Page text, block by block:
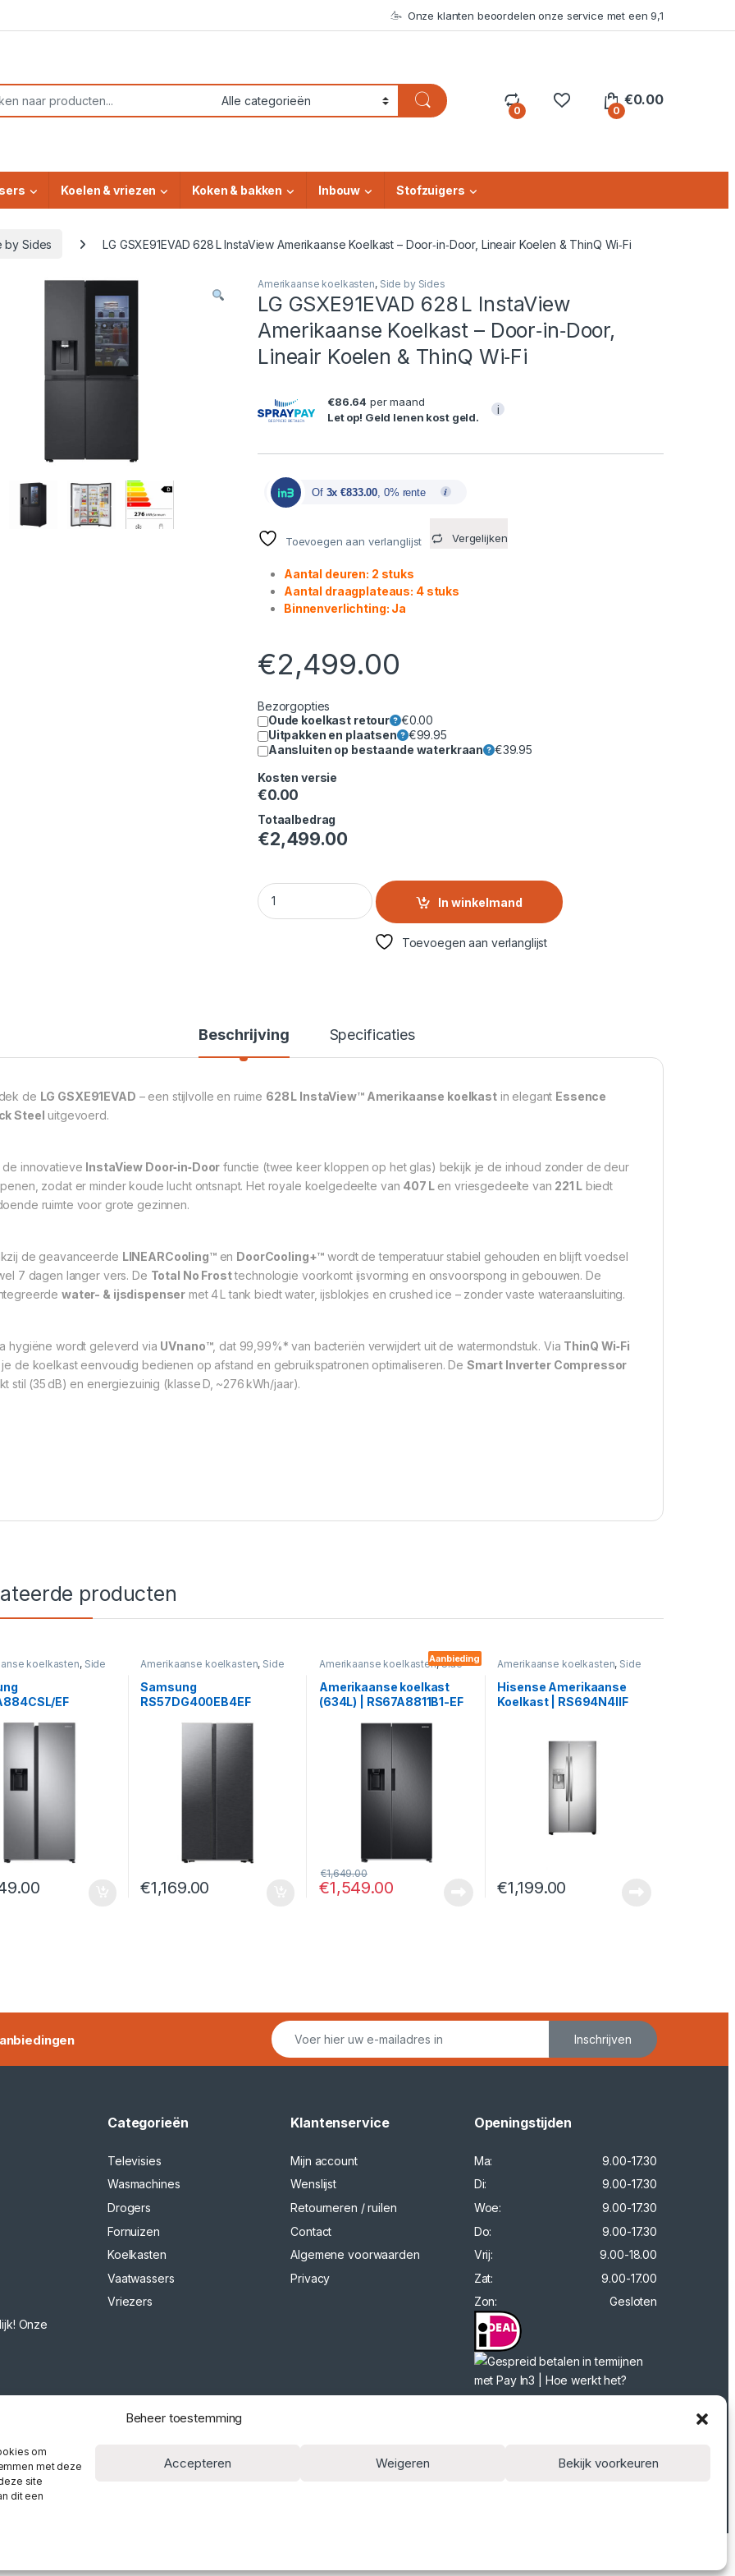
Beheer toestemming
om
met deze
site
dit een
Accepteren Weigeren Bekijk voorkeuren
Onze klanten beoordelen onze service met een 9,1
0 0
€0.00
Koelen & vriezen Koken & bakken Inbouw Stofzuigers
by Sides LG GSXE91EVAD 628 L InstaView Amerikaanse Koelkast – Door‑in‑Door, Lineair Koelen & ThinQ Wi‑Fi
Amerikaanse koelkasten, Side by Sides
LG GSXE91EVAD 628 L InstaView
Amerikaanse Koelkast – Door‑in‑Door,
Lineair Koelen & ThinQ Wi‑Fi
€86.64 per maand
Let op! Geld lenen kost geld.
i
Of 3x €833.00, 0% rente
Toevoegen aan verlanglijst Vergelijken
Aantal deuren: 2 stuks
Aantal draagplateaus: 4 stuks
Binnenverlichting: Ja
€2,499.00
Bezorgopties
Oude koelkast retour
€0.00
Uitpakken en plaatsen
€99.95
Aansluiten op bestaande waterkraan
€39.95
Kosten versie
€0.00
Totaalbedrag
€2,499.00
LG GSXE91EVAD 628 L InstaView Amerikaanse Koelkast – Door‑in‑Door, Lineair
In winkelmand
Toevoegen aan verlanglijst
Beschrijving Specificaties
de LG GSXE91EVAD – een stijlvolle en ruime 628 L InstaView™ Amerikaanse koelkastin elegant Essence
Steel uitgevoerd.
de innovatieve InstaView Door‑in‑Door functie (twee keer kloppen op het glas) bekijk je de inhoud zonder de deur
zodat er minder koude lucht ontsnapt.Het royale koelgedeelte van 407 Len vriesgedeelte van 221 Lbiedt
ruimte voor grote gezinnen.
de geavanceerde LINEARCooling™en DoorCooling+™ wordt de temperatuur stabiel gehouden en blijft voedsel
7 dagen langer vers. De Total No Frosttechnologie voorkomt ijsvorming en onsvoorspong in gebouwen. De
water- & ijsdispenser met 4 L tank biedt water, ijsblokjes en crushed ice – zonder vaste wateraansluiting.
hygiëne wordt geleverd via UVnano™, dat 99,99%* van bacteriën verwijdert uit de watermondstuk. Via ThinQ Wi‑Fi
je de koelkast eenvoudig bedienen op afstand en gebruikspatronen optimaliseren.De Smart Inverter Compressor
stil (35 dB) en energiezuinig (klasse D, ~276 kWh/jaar).
producten
koelkasten, Side
EF
Frost, Twin
Amerikaanse koelkasten, Side
Samsung
RS57DG400EB4EF
583L, No Frost & AI Energy
€1,169.00
Aanbieding
Amerikaanse koelkasten,Side
Amerikaanse koelkast
(634L) | RS67A8811B1-EF
€1,549.00
€1,649.00
Amerikaanse koelkasten, Side
Hisense Amerikaanse
Koelkast | RS694N4IIF
€1,199.00
Inschrijven
Onze
Categorieën
Televisies
Wasmachines
Drogers
Fornuizen
Koelkasten
Vaatwassers
Vriezers
Klantenservice
Mijn account
Wenslijst
Retourneren / ruilen
Contact
Algemene voorwaarden
Privacy
Openingstijden
Ma:
9.00-17.30
Di:
9.00-17.30
Woe:
9.00-17.30
Do:
9.00-17.30
Vrij:
9.00-18.00
Zat:
9.00-17.00
Zon:
Gesloten